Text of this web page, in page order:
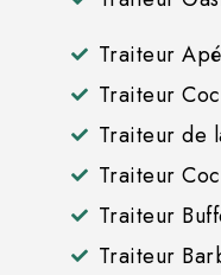
Traiteur
Traiteur
Traiteur de
Traiteur
Traiteur
Traiteur